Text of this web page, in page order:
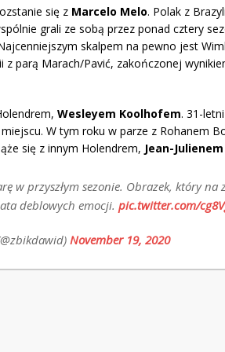
się z Marcelo Melo. Polak z
grali ze sobą przez ponad cztery
skalpem na pewno jest
parą Marach/Pavić, zakończonej
Wesleyem Koolhofem. 31-
W tym roku w parze z Rohanem
się z innym Holendrem, Jean-
w przyszłym sezonie. Obrazek, który na
deblowych emocji.pic.twitter.com/
November 19, 2020